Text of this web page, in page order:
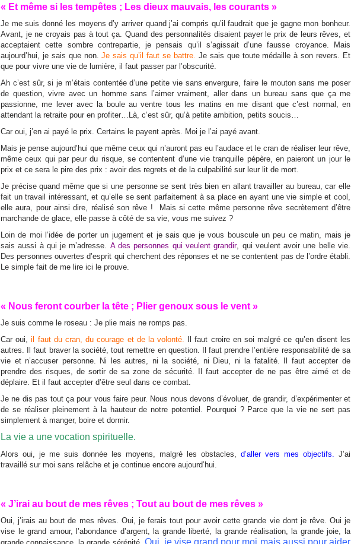
« Et même si les tempêtes ; Les dieux mauvais, les courants »
Je me suis donné les moyens d’y arriver quand j’ai compris qu’il faudrait que je gagne mon bonheur.
Avant, je ne croyais pas à tout ça. Quand des personnalités disaient payer le prix de leurs rêves, et
acceptaient cette sombre contrepartie, je pensais qu’il s’agissait d’une fausse croyance. Mais
aujourd’hui, je sais que non.Je sais qu’il faut se battre. Je sais que toute médaille à son revers. Et
que pour vivre une vie de lumière, il faut passer par l’obscurité.
Ah c’est sûr, si je m’étais contentée d’une petite vie sans envergure, faire le mouton sans me poser
de question, vivre avec un homme sans l’aimer vraiment, aller dans un bureau sans que ça me
passionne, me lever avec la boule au ventre tous les matins en me disant que c’est normal, en
attendant la retraite pour en profiter…Là, c’est sûr, qu’à petite ambition, petits soucis…
Car oui, j’en ai payé le prix. Certains le payent après. Moi je l’ai payé avant.
Mais je pense aujourd’hui que même ceux qui n’auront pas eu l’audace et le cran de réaliser leur rêve,
même ceux qui par peur du risque, se contentent d’une vie tranquille pépère, en paieront un jour le
prix et ce sera le pire des prix : avoir des regrets et de la culpabilité sur leur lit de mort.
Je précise quand même que si une personne se sent très bien en allant travailler au bureau, car elle
fait un travail intéressant, et qu’elle se sent parfaitement à sa place en ayant une vie simple et cool,
elle aura, pour ainsi dire, réalisé son rêve ! Mais si cette même personne rêve secrètement d’être
marchande de glace, elle passe à côté de sa vie, vous me suivez ?
Loin de moi l’idée de porter un jugement et je sais que je vous bouscule un peu ce matin, mais je
sais aussi à qui je m’adresse. A des personnes qui veulent grandir, qui veulent avoir une belle vie.
Des personnes ouvertes d’esprit qui cherchent des réponses et ne se contentent pas de l’ordre établi.
Le simple fait de me lire ici le prouve.
« Nous feront courber la tête ; Plier genoux sous le vent »
Je suis comme le roseau : Je plie mais ne romps pas.
Car oui,il faut du cran, du courage et de la volonté. Il faut croire en soi malgré ce qu’en disent les
autres. Il faut braver la société, tout remettre en question. Il faut prendre l’entière responsabilité de sa
vie et n’accuser personne. Ni les autres, ni la société, ni Dieu, ni la fatalité. Il faut accepter de
prendre des risques, de sortir de sa zone de sécurité. Il faut accepter de ne pas être aimé et de
déplaire. Et il faut accepter d’être seul dans ce combat.
Je ne dis pas tout ça pour vous faire peur. Nous nous devons d’évoluer, de grandir, d’expérimenter et
de se réaliser pleinement à la hauteur de notre potentiel. Pourquoi ? Parce que la vie ne sert pas
simplement à manger, boire et dormir.
La vie a une vocation spirituelle.
Alors oui, je me suis donnée les moyens, malgré les obstacles, d’aller vers mes objectifs. J’ai
travaillé sur moi sans relâche et je continue encore aujourd’hui.
« J’irai au bout de mes rêves ; Tout au bout de mes rêves »
Oui, j’irais au bout de mes rêves. Oui, je ferais tout pour avoir cette grande vie dont je rêve. Oui je
vise le grand amour, l’abondance d’argent, la grande liberté, la grande réalisation, la grande joie, la
Oui, je vise grand pour moi mais aussi pour aider